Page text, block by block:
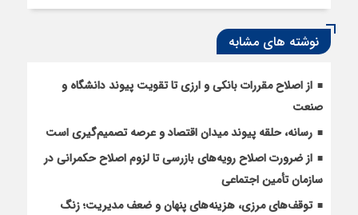
نوشته های مشابه
از اصلاح مقررات بانکی و ارزی تا تقویت پیوند دانشگاه و
صنعت
رسانه، حلقه پیوند میدان اقتصاد و عرصه تصمیم‌گیری است
از ضرورت اصلاح رویه‌های بازرسی تا لزوم اصلاح حکمرانی در
سازمان تأمین اجتماعی
توقف‌های مرزی، هزینه‌های پنهان و ضعف مدیریت؛ زنگ